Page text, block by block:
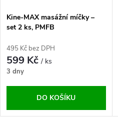
Kine-MAX masážní míčky –
set 2 ks, PMFB
495 Kč bez DPH
599 Kč/ ks
3 dny
DO KOŠÍKU